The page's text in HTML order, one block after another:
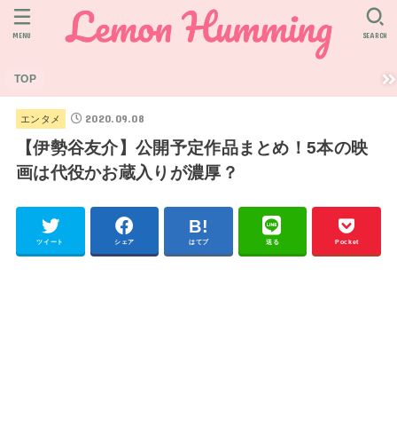
TOP
SEARCH
MENU
エンタメ 2020.09.08
【伊勢谷友介】公開予定作品まとめ！5本の映
画は代役かお蔵入りが濃厚？
ツイート シェア はてブ 送る Pocket